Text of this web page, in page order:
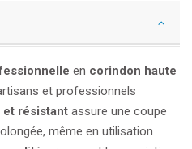
en corindon haute
et professionnels
résistant assure une coupe
même en utilisation